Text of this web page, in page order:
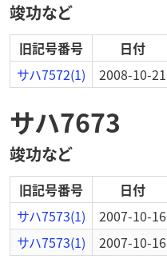
竣功など
旧記号番号 日付
サハ7572(1)
2008-10-21
サハ7673
竣功など
旧記号番号 日付
サハ7573(1)
2007-10-16
サハ7573(1)
2007-10-16